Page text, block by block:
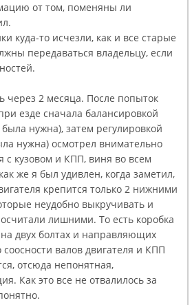
от том, поменяны ли
куда-то исчезли, как и все старые
передаваться владельцу, если
через 2 месяца. После попыток
езде сначала балансировкой
нужна), затем регулировкой
нужна) осмотрел внимательно
с кузовом и КПП, виня во всем
же я был удивлен, когда заметил,
крепится только 2 нижними
неудобно выкручивать и
лишними. То есть коробка
двух болтах и направляющих
соосности валов двигателя и КПП
отсюда непонятная,
Как это все не отвалилось за